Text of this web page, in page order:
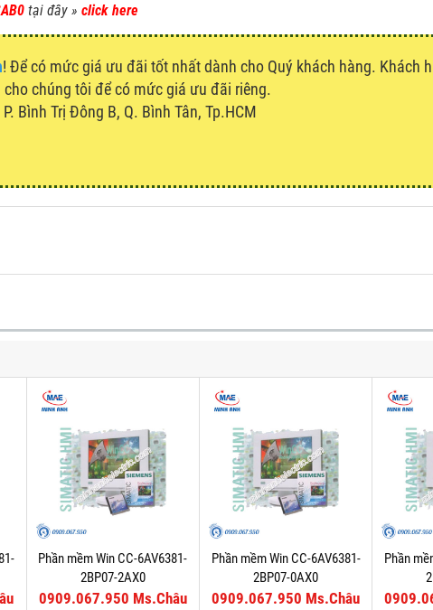
tại đây » click here
! Để có mức giá ưu đãi tốt nhất dành cho Quý khách hàng. Khách
chúng tôi để có mức giá ưu đãi riêng.
Bình Trị Đông B, Q. Bình Tân, Tp.HCM
Phần mềm Win CC-6AV6381-
2BP07-2AX0
0909.067.950 Ms.Châu
Phần mềm Win CC-6AV6381-
2BP07-0AX0
0909.067.950 Ms.Châu
Phần